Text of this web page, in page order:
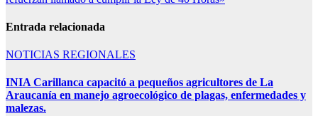
Entrada relacionada
NOTICIAS REGIONALES
INIA Carillanca capacitó a pequeños agricultores de La
Araucanía en manejo agroecológico de plagas, enfermedades y
malezas.